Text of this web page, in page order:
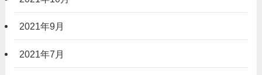
2021年9月
2021年7月